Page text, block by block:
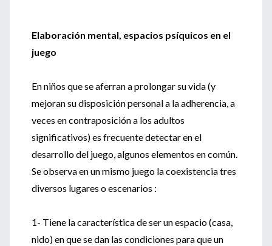
Elaboración mental, espacios psíquicos en el
juego
En niños que se aferran a prolongar su vida (y
mejoran su disposición personal a la adherencia, a
veces en contraposición a los adultos
significativos) es frecuente detectar en el
desarrollo del juego, algunos elementos en común.
Se observa en un mismo juego la coexistencia tres
diversos lugares o escenarios :
1- Tiene la característica de ser un espacio (casa,
nido) en que se dan las condiciones para que un